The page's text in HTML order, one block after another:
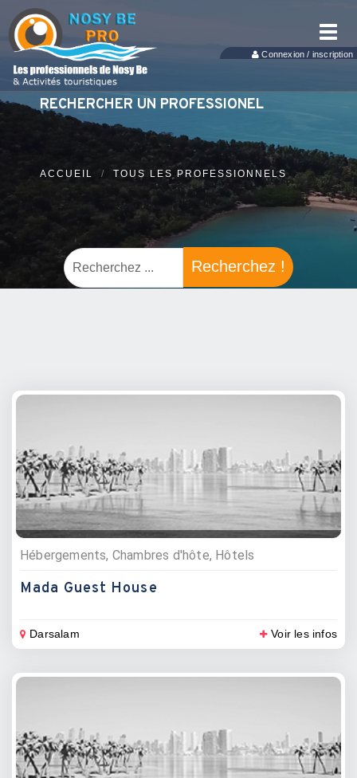
Connexion / inscription
RECHERCHER UN PROFESSIONEL
ACCUEIL TOUS LES PROFESSIONNELS
Recherchez !
Hébergements, Chambres d'hôte, Hôtels
Mada Guest House
Darsalam Voir les infos